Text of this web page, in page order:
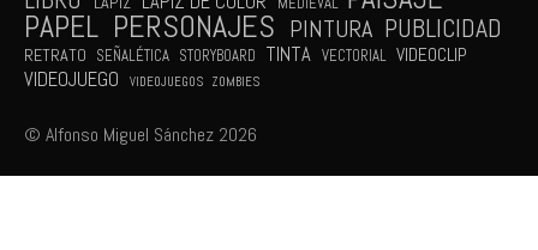
PAPEL PERSONAJES PINTURA PUBLICIDAD
RETRATO SEÑALÉTICA STORYBOARD TINTA VECTORIAL VIDEOCLIP
VIDEOJUEGO VIDEOJUEGOS ZOMBIES
© Alfonso Miguel Sánchez 2026